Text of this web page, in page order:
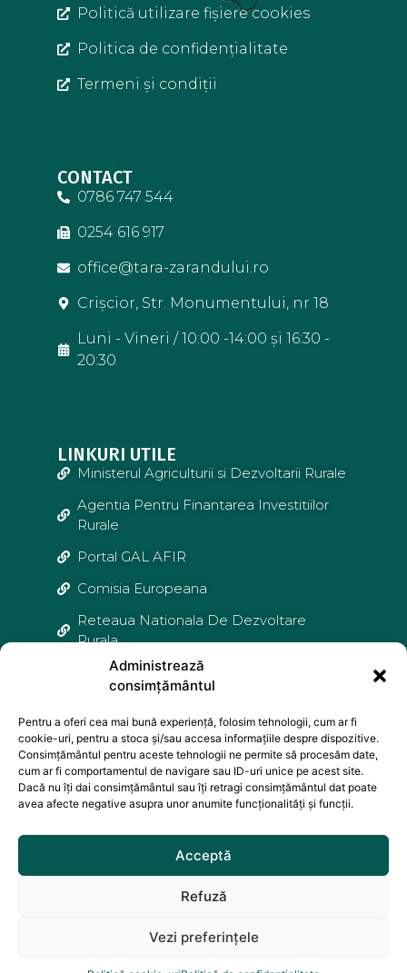
Administrează
consimțământul
Pentru a oferi cea mai bună experiență, folosim tehnologii, cum ar fi
cookie-uri, pentru a stoca și/sau accesa informațiile despre dispozitive.
Consimțământul pentru aceste tehnologii ne permite să procesăm date,
cum ar fi comportamentul de navigare sau ID-uri unice pe acest site.
Dacă nu îți dai consimțământul sau îți retragi consimțământul dat poate
avea afecte negative asupra unor anumite funcționalități și funcții.
Acceptă
Refuză
Vezi preferințele
Politică utilizare fișiere cookies
Politica de confidențialitate
Termeni și condiții
CONTACT
0786 747 544
0254 616 917
office@tara-zarandului.ro
Crișcior, Str. Monumentului, nr 18
Luni - Vineri / 10:00 -14:00 și 16:30 -
20:30
LINKURI UTILE
Ministerul Agriculturii si Dezvoltarii Rurale
Agentia Pentru Finantarea Investitiilor
Rurale
Portal GAL AFIR
Comisia Europeana
Reteaua Nationala De Dezvoltare
Rurala
Agentia De Plati si Interventie Pentru
Agricultura
Agentia Nationala Pentru Pescuit și
Acvacultura
Federatia Natională a Grupurilor de
Actiune Locala
Informațiile și documentele furnizate în acest portal web sunt distribuite
GRATUIT și nu sunt destinate comercializării. Acest portal web nu
reprezintă poziția oficială a Comisiei Europene. Întreaga responsabilitate
referitoare la corectitudinea și coerența acestor informații aparține celor care